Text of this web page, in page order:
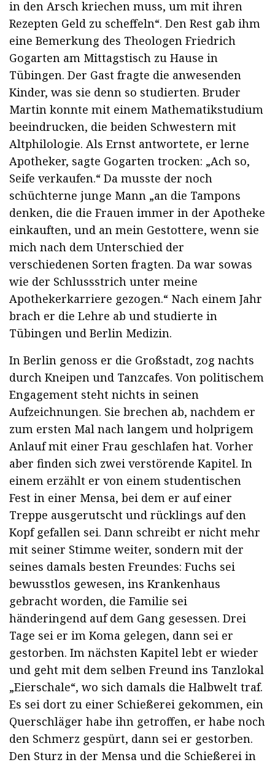
in den Arsch kriechen muss, um mit ihren
Rezepten Geld zu scheffeln“. Den Rest gab ihm
eine Bemerkung des Theologen Friedrich
Gogarten am Mittagstisch zu Hause in
Tübingen. Der Gast fragte die anwesenden
Kinder, was sie denn so studierten. Bruder
Martin konnte mit einem Mathematikstudium
beeindrucken, die beiden Schwestern mit
Altphilologie. Als Ernst antwortete, er lerne
Apotheker, sagte Gogarten trocken: „Ach so,
Seife verkaufen.“ Da musste der noch
schüchterne junge Mann „an die Tampons
denken, die die Frauen immer in der Apotheke
einkauften, und an mein Gestottere, wenn sie
mich nach dem Unterschied der
verschiedenen Sorten fragten. Da war sowas
wie der Schlussstrich unter meine
Apothekerkarriere gezogen.“ Nach einem Jahr
brach er die Lehre ab und studierte in
Tübingen und Berlin Medizin.
In Berlin genoss er die Großstadt, zog nachts
durch Kneipen und Tanzcafes. Von politischem
Engagement steht nichts in seinen
Aufzeichnungen. Sie brechen ab, nachdem er
zum ersten Mal nach langem und holprigem
Anlauf mit einer Frau geschlafen hat. Vorher
aber finden sich zwei verstörende Kapitel. In
einem erzählt er von einem studentischen
Fest in einer Mensa, bei dem er auf einer
Treppe ausgerutscht und rücklings auf den
Kopf gefallen sei. Dann schreibt er nicht mehr
mit seiner Stimme weiter, sondern mit der
seines damals besten Freundes: Fuchs sei
bewusstlos gewesen, ins Krankenhaus
gebracht worden, die Familie sei
händeringend auf dem Gang gesessen. Drei
Tage sei er im Koma gelegen, dann sei er
gestorben. Im nächsten Kapitel lebt er wieder
und geht mit dem selben Freund ins Tanzlokal
„Eierschale“, wo sich damals die Halbwelt traf.
Es sei dort zu einer Schießerei gekommen, ein
Querschläger habe ihn getroffen, er habe noch
den Schmerz gespürt, dann sei er gestorben.
Den Sturz in der Mensa und die Schießerei in